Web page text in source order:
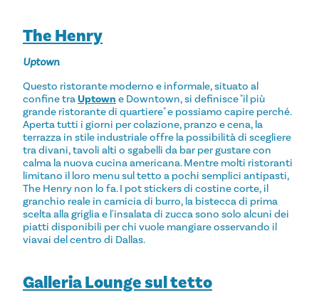
The Henry
Uptown
Questo ristorante moderno e informale, situato al
confine tra Uptown e Downtown, si definisce "il più
grande ristorante di quartiere" e possiamo capire perché.
Aperta tutti i giorni per colazione, pranzo e cena, la
terrazza in stile industriale offre la possibilità di scegliere
tra divani, tavoli alti o sgabelli da bar per gustare con
calma la nuova cucina americana. Mentre molti ristoranti
limitano il loro menu sul tetto a pochi semplici antipasti,
The Henry non lo fa. I pot stickers di costine corte, il
granchio reale in camicia di burro, la bistecca di prima
scelta alla griglia e l'insalata di zucca sono solo alcuni dei
piatti disponibili per chi vuole mangiare osservando il
viavai del centro di Dallas.
Galleria Lounge sul tetto